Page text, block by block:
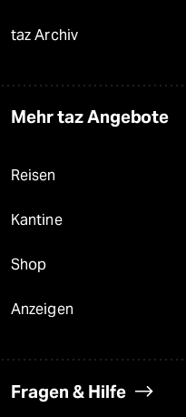
taz Archiv
Mehr taz Angebote
Reisen
Kantine
Shop
Anzeigen
Fragen & Hilfe